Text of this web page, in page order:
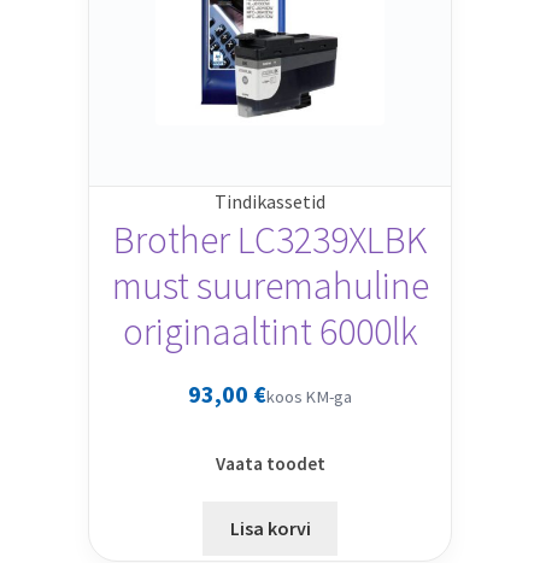
Tindikassetid
Brother LC3239XLBK
must suuremahuline
originaaltint 6000lk
93,00 €koos KM-ga
Vaata toodet
Lisa korvi